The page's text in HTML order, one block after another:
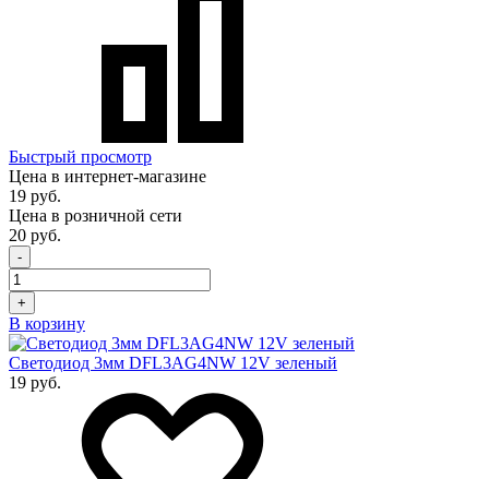
Быстрый просмотр
Цена в интернет-магазине
19 руб.
Цена в розничной сети
20 руб.
-
+
В корзину
Светодиод 3мм DFL3AG4NW 12V зеленый
19 руб.